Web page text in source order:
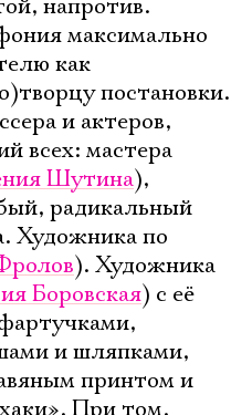
напротив.
максимально
как
постановки.
и актеров,
всех: мастера
Шутина),
радикальный
Художника по
). Художника
Боровская) с её
и шляпками,
принтом и